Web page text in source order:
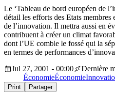
Le ‘Tableau de bord européen de
détail les efforts des Etats membres
de l’innovation. Il mettra aussi en
contribuent à créer un climat
dont l’UE comble le fossé qui la
en termes de performances
Jul 27, 2001 - 00:00
Dernière
ÉconomieÉconomie
Print Partager